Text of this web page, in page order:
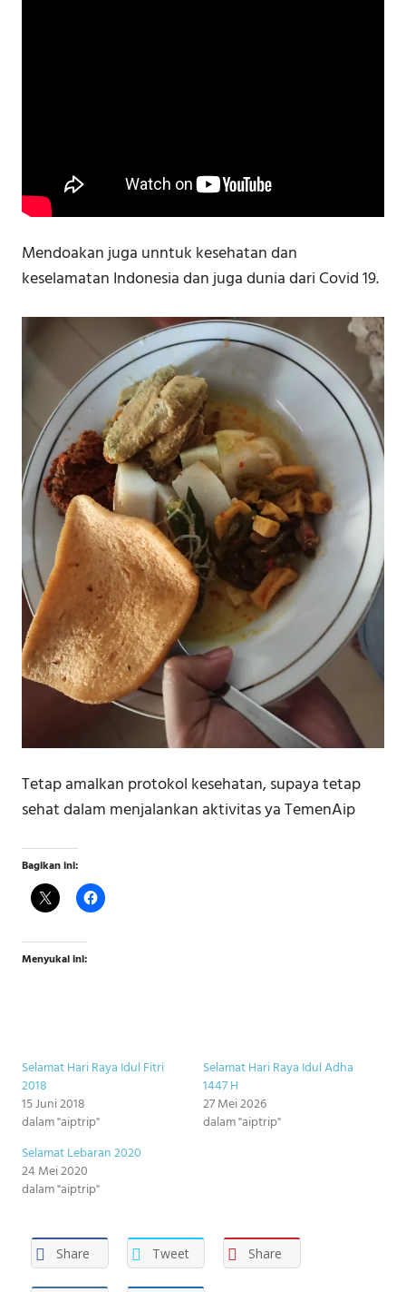
Mendoakan juga unntuk kesehatan dan
keselamatan Indonesia dan juga dunia dari Covid 19.
Tetap amalkan protokol kesehatan, supaya tetap
sehat dalam menjalankan aktivitas ya TemenAip
Bagikan ini:
Menyukai ini:
Selamat Hari Raya Idul Fitri
2018
15 Juni 2018
dalam "aiptrip"
Selamat Hari Raya Idul Adha
1447 H
27 Mei 2026
dalam "aiptrip"
Selamat Lebaran 2020
24 Mei 2020
dalam "aiptrip"
Share Tweet Share